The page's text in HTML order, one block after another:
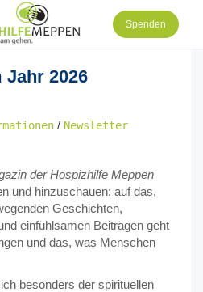
Spenden
Jahr 2026
/ Newsletter
der Hospizhilfe Meppen
und hinzuschauen: auf das,
Geschichten,
einfühlsamen Beiträgen geht
und das, was Menschen
besonders der spirituellen